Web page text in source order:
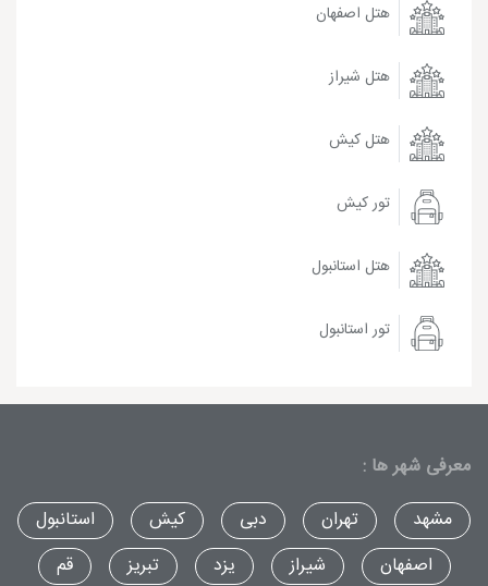
هتل اصفهان
هتل شیراز
هتل کیش
تور کیش
هتل استانبول
تور استانبول
معرفی شهر ها :
مشهد
تهران دبی کیش
استانبول
اصفهان
شیراز یزد تبریز قم